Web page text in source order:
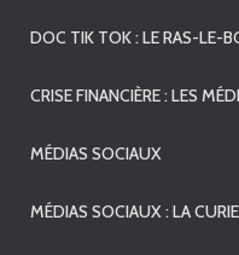
DOC TIK TOK : LE RAS-LE-
CRISE FINANCIÈRE : LES
MÉDIAS SOCIAUX
MÉDIAS SOCIAUX : LA